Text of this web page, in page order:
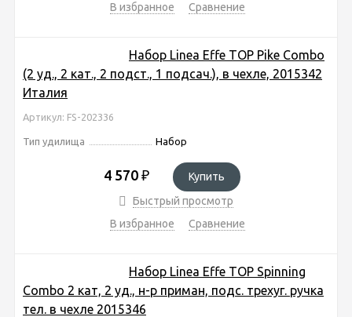
В избранное Сравнение
Набор Linea Effe TOP Pike Combo
(2 уд., 2 кат., 2 подст., 1 подсач.), в чехле, 2015342
Италия
Артикул: FS-202336
Тип удилища Набор
4 570 ₽
Купить
Быстрый просмотр
В избранное
Сравнение
Набор Linea Effe TOP Spinning
Combo 2 кат, 2 уд., н-р приман, подс. трехуг. ручка
тел. в чехле 2015346